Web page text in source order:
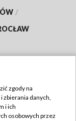
/
zgody na
zbierania danych,
i ich
osobowych przez